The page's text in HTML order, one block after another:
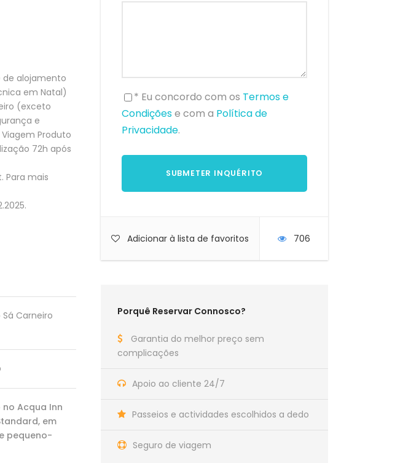
* Eu concordo com os Termos e
Condiçõese com a Política de
Privacidade.
Adicionar à lista de favoritos 706
Porquê Reservar Connosco?
Garantia do melhor preço sem
complicações
Apoio ao cliente 24/7
Passeios e actividades escolhidos a dedo
Seguro de viagem
de alojamento
em Natal)
(exceto
e
Produto
72h após
Para mais
Carneiro
Acqua Inn
em
pequeno-